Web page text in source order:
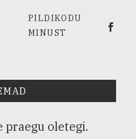
PILDIKODU
MINUST
Viiu
praegu oletegi.